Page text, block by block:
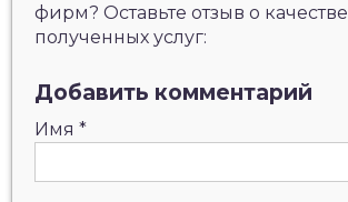
фирм? Оставьте отзыв о качестве
полученных услуг:
Добавить комментарий
Имя *